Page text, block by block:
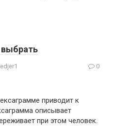
выбрать
0
приводит к
описывает
при этом человек.